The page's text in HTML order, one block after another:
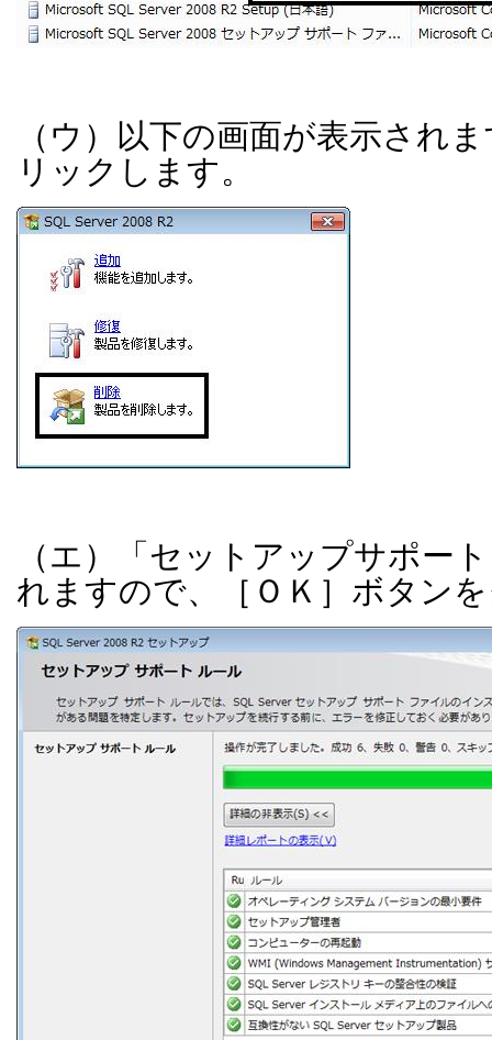
（ウ）以下の画面が表示され
リックします。
（エ）「セットアップサポー
れますので、［ＯＫ］ボタン